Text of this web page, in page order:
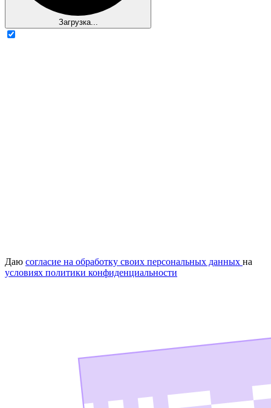
Загрузка...
Даю согласие на обработку своих персональных данных на
условиях политики конфиденциальности